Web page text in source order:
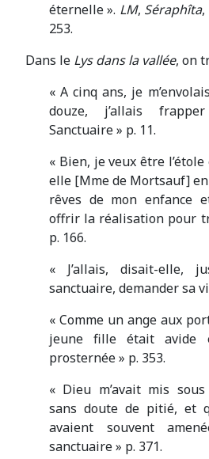
éternelle ». LM, Séraphîta,
253.
Dans le Lys dans la vallée, on
« A cinq ans, je
douze, j’allais
Sanctuaire » p. 11.
« Bien, je veux être
elle [Mme de Mortsauf]
rêves de mon enfance
offrir la réalisation pour
p. 166.
« J’allais, disait-elle,
sanctuaire, demander sa
« Comme un ange aux
jeune fille était avide
prosternée » p. 353.
« Dieu m’avait mis
sans doute de pitié, et
avaient souvent
sanctuaire » p. 371.